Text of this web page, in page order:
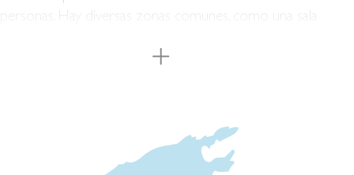
personas. Hay diversas zonas comunes, como una sala
importante, una piscina y zonas ajardinadas al aire libre.
dos distribuciones diferentes en la planta baja. Salón-
comedor y cocina independiente o cocina abierta al